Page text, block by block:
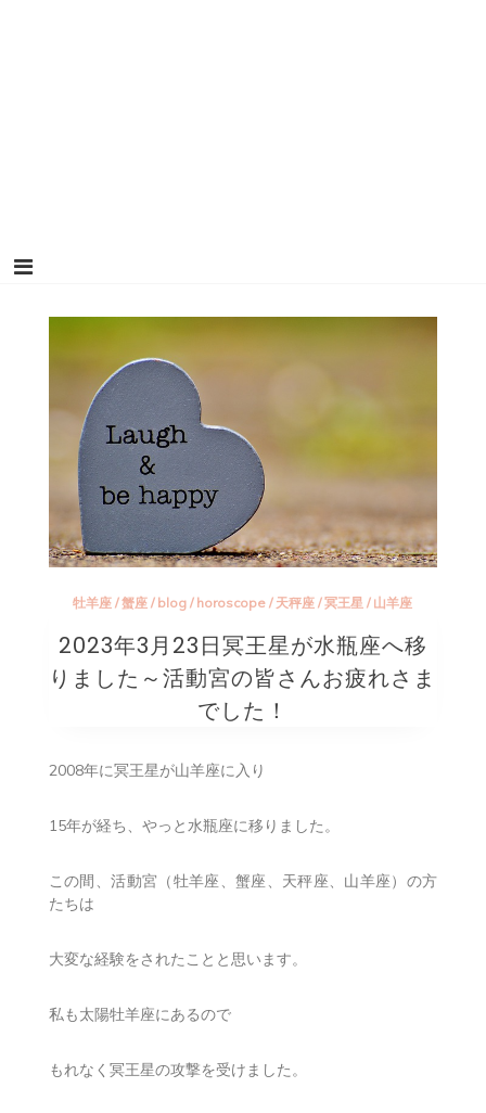
牡羊座 /蟹座 / blog / horoscope / 天秤座 /冥王星 / 山羊座
2023年3月23日冥王星が水瓶座へ移
りました～活動宮の皆さんお疲れさま
でした！
2008年に冥王星が山羊座に入り
15年が経ち、やっと水瓶座に移りました。
この間、活動宮（牡羊座、蟹座、天秤座、山羊座）の方
たちは
大変な経験をされたことと思います。
私も太陽牡羊座にあるので
もれなく冥王星の攻撃を受けました。